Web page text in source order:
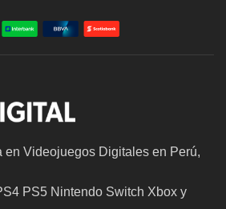
en Videojuegos Digitales en Perú,
PS5 Nintendo Switch Xbox y